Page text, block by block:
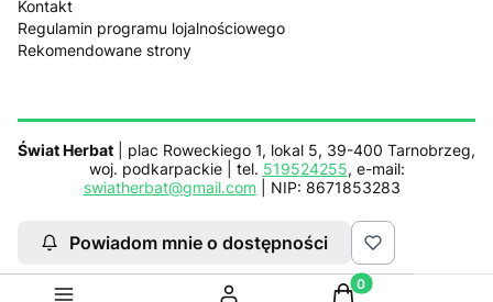
Kontakt
Regulamin programu lojalnościowego
Rekomendowane strony
Świat Herbat | plac Roweckiego 1, lokal 5, 39-400 Tarnobrzeg,
woj. podkarpackie | tel. 519524255, e-mail:
swiatherbat@gmail.com | NIP: 8671853283
Sklep działa z pomocą Netplace.com.pl
Powiadom mnie o dostępności
Produkty w